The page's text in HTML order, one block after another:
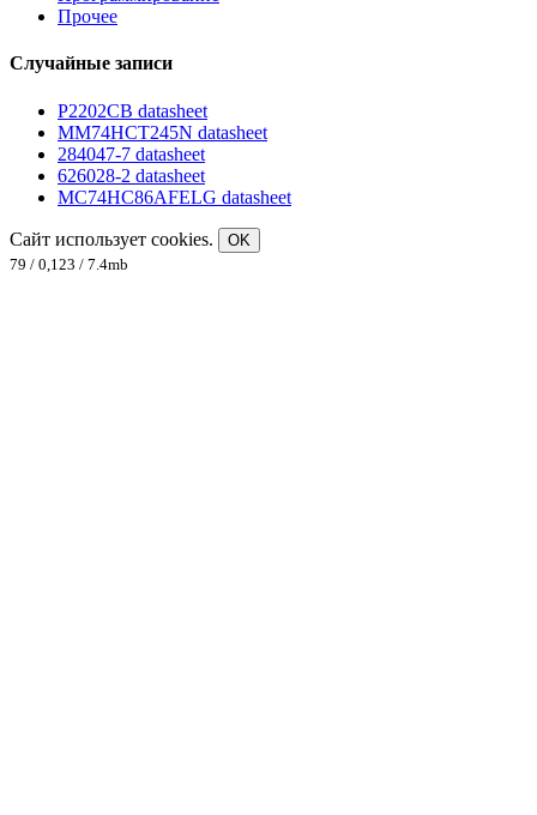
Прочее
Случайные записи
P2202CB datasheet
MM74HCT245N datasheet
284047-7 datasheet
626028-2 datasheet
MC74HC86AFELG datasheet
Сайт использует cookies.
OK
79 / 0,123 / 7.4mb